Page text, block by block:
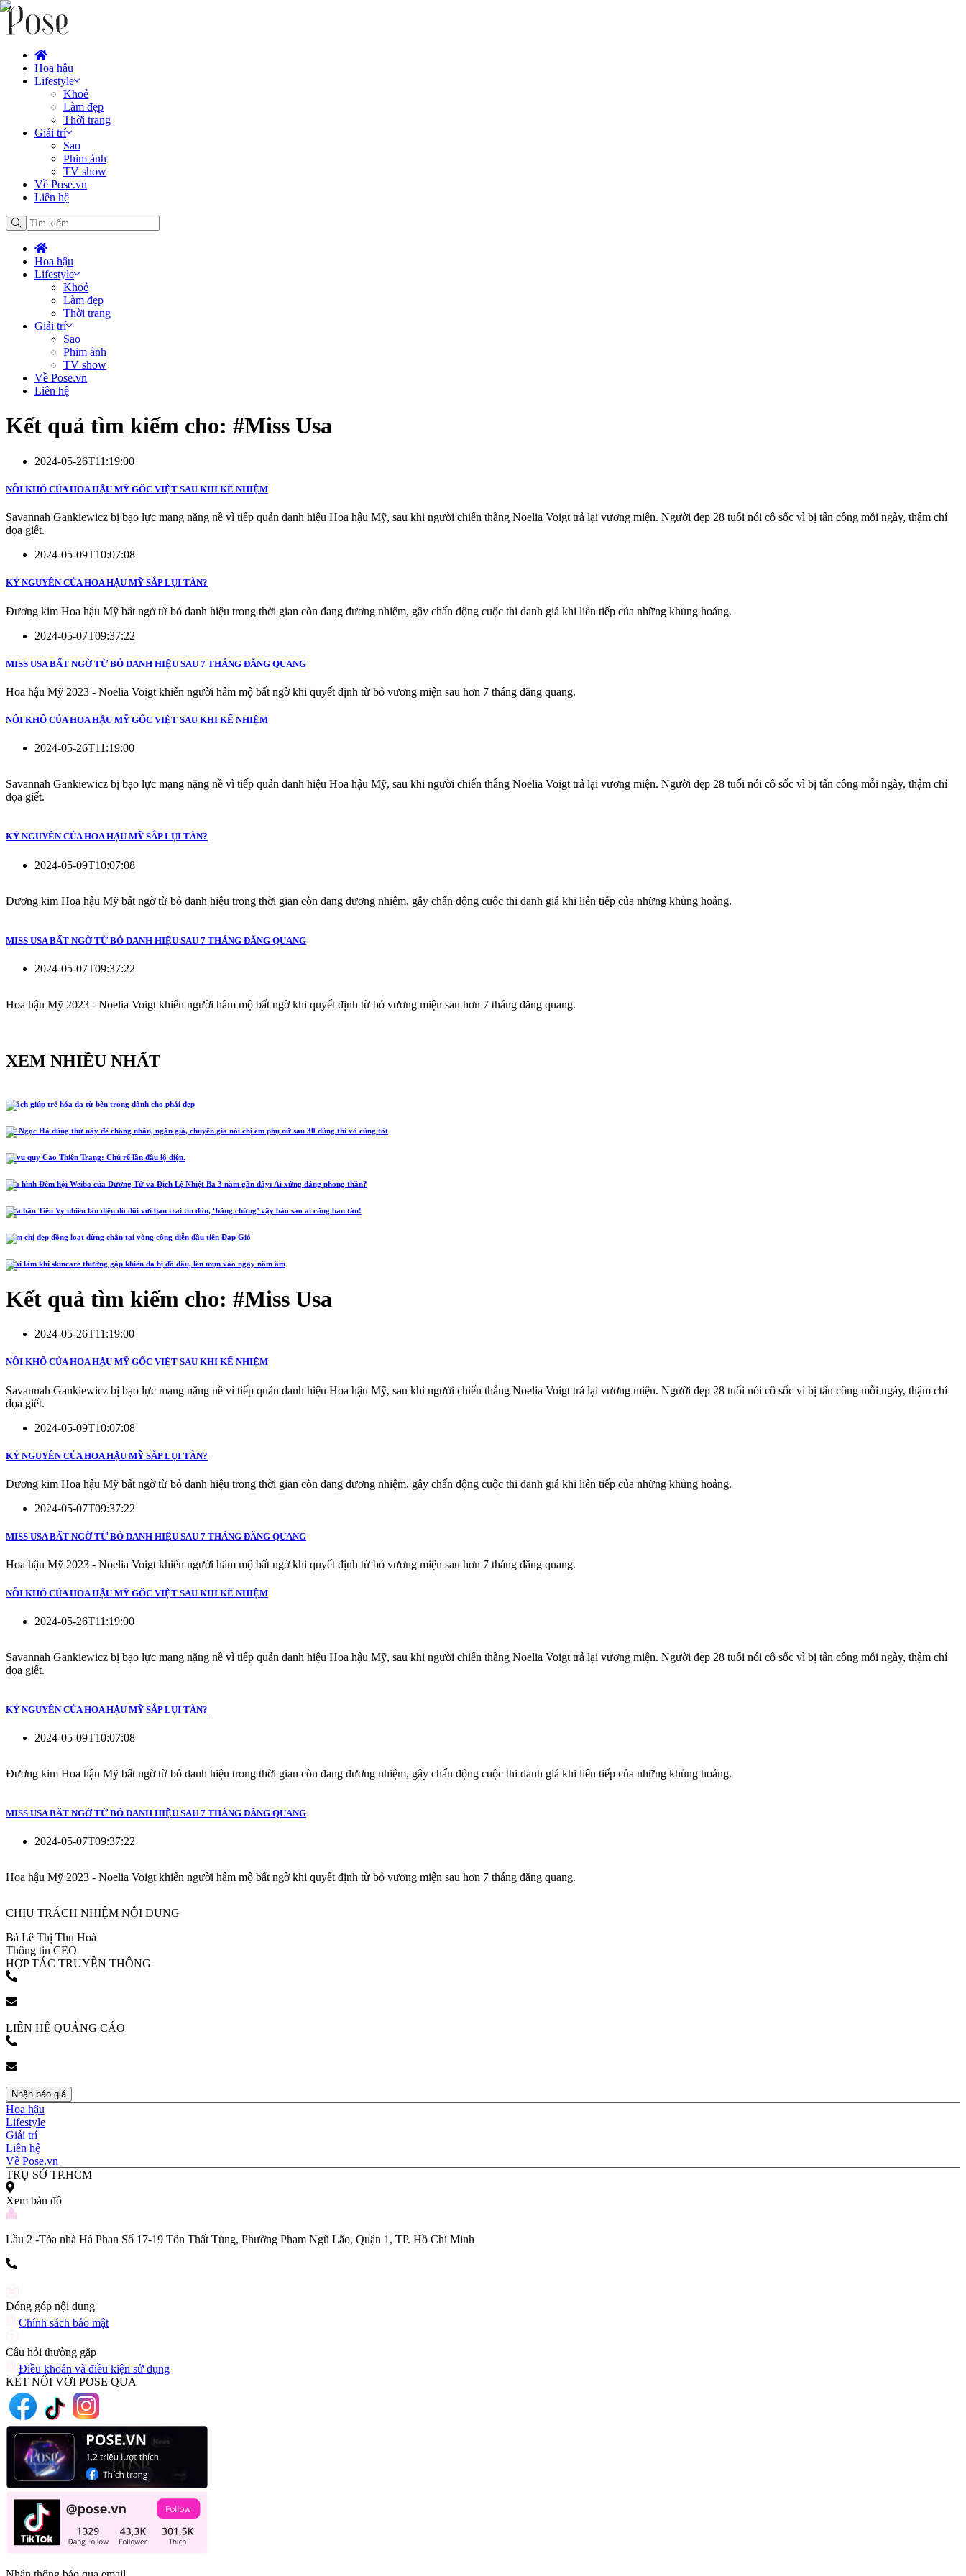
Hoa hậu
Lifestyle
Khoẻ
Làm đẹp
Thời trang
Giải trí
Sao
Phim ảnh
TV show
Về Pose.vn
Liên hệ
Hoa hậu
Lifestyle
Khoẻ
Làm đẹp
Thời trang
Giải trí
Sao
Phim ảnh
TV show
Về Pose.vn
Liên hệ
Kết quả tìm kiếm cho: #Miss Usa
2024-05-26T11:19:00
NỖI KHỔ CỦA HOA HẬU MỸ GỐC VIỆT SAU KHI KẾ NHIỆM
Savannah Gankiewicz bị bạo lực mạng nặng nề vì tiếp quản danh hiệu Hoa hậu Mỹ, sau khi người chiến thắng Noelia Voigt trả lại vương miện. Người đẹp 28 tuổi nói cô sốc vì bị tấn công mỗi ngày, thậm chí
dọa giết.
2024-05-09T10:07:08
KỶ NGUYÊN CỦA HOA HẬU MỸ SẮP LỤI TÀN?
Đương kim Hoa hậu Mỹ bất ngờ từ bỏ danh hiệu trong thời gian còn đang đương nhiệm, gây chấn động cuộc thi danh giá khi liên tiếp của những khủng hoảng.
2024-05-07T09:37:22
MISS USA BẤT NGỜ TỪ BỎ DANH HIỆU SAU 7 THÁNG ĐĂNG QUANG
Hoa hậu Mỹ 2023 - Noelia Voigt khiến người hâm mộ bất ngờ khi quyết định từ bỏ vương miện sau hơn 7 tháng đăng quang.
NỖI KHỔ CỦA HOA HẬU MỸ GỐC VIỆT SAU KHI KẾ NHIỆM
2024-05-26T11:19:00
Savannah Gankiewicz bị bạo lực mạng nặng nề vì tiếp quản danh hiệu Hoa hậu Mỹ, sau khi người chiến thắng Noelia Voigt trả lại vương miện. Người đẹp 28 tuổi nói cô sốc vì bị tấn công mỗi ngày, thậm chí
dọa giết.
KỶ NGUYÊN CỦA HOA HẬU MỸ SẮP LỤI TÀN?
2024-05-09T10:07:08
Đương kim Hoa hậu Mỹ bất ngờ từ bỏ danh hiệu trong thời gian còn đang đương nhiệm, gây chấn động cuộc thi danh giá khi liên tiếp của những khủng hoảng.
MISS USA BẤT NGỜ TỪ BỎ DANH HIỆU SAU 7 THÁNG ĐĂNG QUANG
2024-05-07T09:37:22
Hoa hậu Mỹ 2023 - Noelia Voigt khiến người hâm mộ bất ngờ khi quyết định từ bỏ vương miện sau hơn 7 tháng đăng quang.
XEM NHIỀU NHẤT
5 cách giúp trẻ hóa da từ bên trong dành cho phái đẹp
Hồ Ngọc Hà dùng thứ này để chống nhăn, ngăn già, chuyên gia nói chị em phụ nữ sau 30 dùng thì vô cùng tốt
Lễ vu quy Cao Thiên Trang: Chú rể lần đầu lộ diện.
Tạo hình Đêm hội Weibo của Dương Tử và Địch Lệ Nhiệt Ba 3 năm gần đây: Ai xứng đáng phong thần?
Hoa hậu Tiểu Vy nhiều lần diện đồ đôi với bạn trai tin đồn, ‘bằng chứng’ vậy bảo sao ai cũng bàn tán!
Năm chị đẹp đồng loạt dừng chân tại vòng công diễn đầu tiên Đạp Gió
4 sai lầm khi skincare thường gặp khiến da bị đổ dầu, lên mụn vào ngày nồm ẩm
Kết quả tìm kiếm cho: #Miss Usa
2024-05-26T11:19:00
NỖI KHỔ CỦA HOA HẬU MỸ GỐC VIỆT SAU KHI KẾ NHIỆM
Savannah Gankiewicz bị bạo lực mạng nặng nề vì tiếp quản danh hiệu Hoa hậu Mỹ, sau khi người chiến thắng Noelia Voigt trả lại vương miện. Người đẹp 28 tuổi nói cô sốc vì bị tấn công mỗi ngày, thậm chí
dọa giết.
2024-05-09T10:07:08
KỶ NGUYÊN CỦA HOA HẬU MỸ SẮP LỤI TÀN?
Đương kim Hoa hậu Mỹ bất ngờ từ bỏ danh hiệu trong thời gian còn đang đương nhiệm, gây chấn động cuộc thi danh giá khi liên tiếp của những khủng hoảng.
2024-05-07T09:37:22
MISS USA BẤT NGỜ TỪ BỎ DANH HIỆU SAU 7 THÁNG ĐĂNG QUANG
Hoa hậu Mỹ 2023 - Noelia Voigt khiến người hâm mộ bất ngờ khi quyết định từ bỏ vương miện sau hơn 7 tháng đăng quang.
NỖI KHỔ CỦA HOA HẬU MỸ GỐC VIỆT SAU KHI KẾ NHIỆM
2024-05-26T11:19:00
Savannah Gankiewicz bị bạo lực mạng nặng nề vì tiếp quản danh hiệu Hoa hậu Mỹ, sau khi người chiến thắng Noelia Voigt trả lại vương miện. Người đẹp 28 tuổi nói cô sốc vì bị tấn công mỗi ngày, thậm chí
dọa giết.
KỶ NGUYÊN CỦA HOA HẬU MỸ SẮP LỤI TÀN?
2024-05-09T10:07:08
Đương kim Hoa hậu Mỹ bất ngờ từ bỏ danh hiệu trong thời gian còn đang đương nhiệm, gây chấn động cuộc thi danh giá khi liên tiếp của những khủng hoảng.
MISS USA BẤT NGỜ TỪ BỎ DANH HIỆU SAU 7 THÁNG ĐĂNG QUANG
2024-05-07T09:37:22
Hoa hậu Mỹ 2023 - Noelia Voigt khiến người hâm mộ bất ngờ khi quyết định từ bỏ vương miện sau hơn 7 tháng đăng quang.
CHỊU TRÁCH NHIỆM NỘI DUNG
Bà Lê Thị Thu Hoà
Thông tin CEO
HỢP TÁC TRUYỀN THÔNG
LIÊN HỆ QUẢNG CÁO
Nhận báo giá
Hoa hậu
Lifestyle
Giải trí
Liên hệ
Về Pose.vn
TRỤ SỞ TP.HCM
Xem bản đồ
Lầu 2 -Tòa nhà Hà Phan Số 17-19 Tôn Thất Tùng, Phường Phạm Ngũ Lão, Quận 1, TP. Hồ Chí Minh
Đóng góp nội dung
Chính sách bảo mật
Câu hỏi thường gặp
Điều khoản và điều kiện sử dụng
KẾT NỐI VỚI POSE QUA